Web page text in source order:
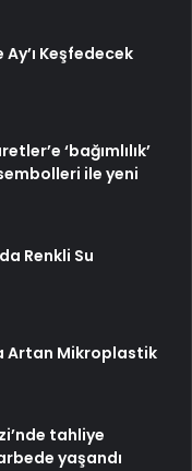
Keşfedecek
‘bağımlılık’
ile yeni
Renkli Su
Artan Mikroplastik
tahliye
yaşandı